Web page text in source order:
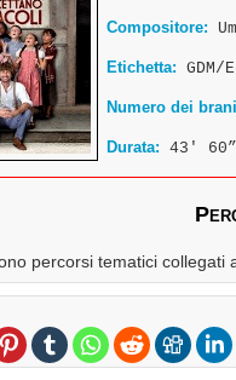
Compositore:
Etichetta:
Numero dei
Durata: 43′ 60”
percorsi tematici collegati